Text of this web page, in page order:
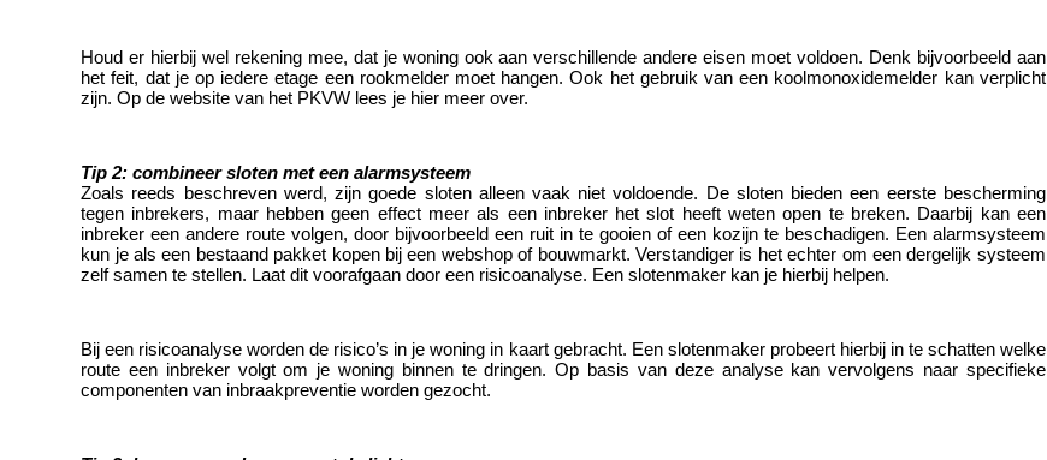
Houd er hierbij wel rekening mee, dat je woning ook aan verschillende andere eisen moet voldoen. Denk bijvoorbeeld aan
het feit, dat je op iedere etage een rookmelder moet hangen. Ook het gebruik van een koolmonoxidemelder kan verplicht
zijn. Op de website van het PKVW lees je hier meer over.
Tip 2: combineer sloten met een alarmsysteem
Zoals reeds beschreven werd, zijn goede sloten alleen vaak niet voldoende. De sloten bieden een eerste bescherming
tegen inbrekers, maar hebben geen effect meer als een inbreker het slot heeft weten open te breken. Daarbij kan een
inbreker een andere route volgen, door bijvoorbeeld een ruit in te gooien of een kozijn te beschadigen. Een alarmsysteem
kun je als een bestaand pakket kopen bij een webshop of bouwmarkt. Verstandiger is het echter om een dergelijk systeem
zelf samen te stellen. Laat dit voorafgaan door een risicoanalyse. Een slotenmaker kan je hierbij helpen.
Bij een risicoanalyse worden de risico’s in je woning in kaart gebracht. Een slotenmaker probeert hierbij in te schatten welke
route een inbreker volgt om je woning binnen te dringen. Op basis van deze analyse kan vervolgens naar specifieke
componenten van inbraakpreventie worden gezocht.